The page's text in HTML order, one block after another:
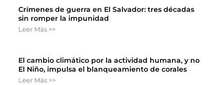
Crímenes de guerra en El Salvador: tres décadas
sin romper la impunidad
Leer Más >>
El cambio climático por la actividad humana, y no
El Niño, impulsa el blanqueamiento de corales
Leer Más >>